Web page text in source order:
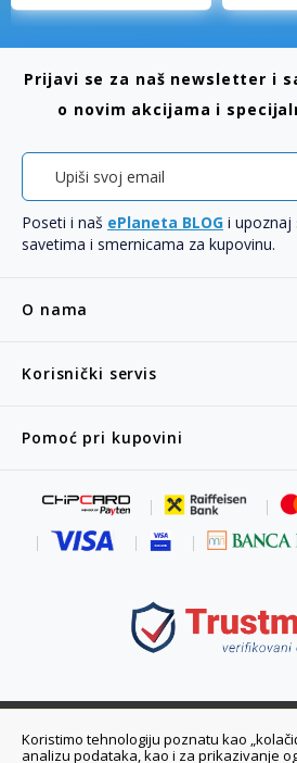
O nama
Korisnički servis
Pomoć pri kupovini
Prijavi se za naš newsletter i
o novim akcijama i
Poseti i naš ePlaneta BLOG i upoznaj
savetima i smernicama za kupovinu.
011 6355
Koristimo tehnologiju poznatu kao
analizu podataka, kao i za prikazivanje